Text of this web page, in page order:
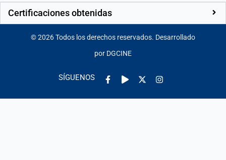
Certificaciones obtenidas
©2026Todos los derechos reservados. Desarrollado
por DGCINE
SÍGUENOS
Facebook-
f
Play Instagram